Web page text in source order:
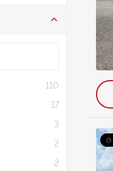
110
17
3
2
2